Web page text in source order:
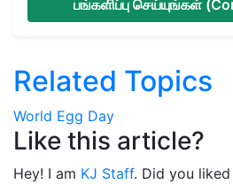
பங்களிப்பு செய்யுங்கள்
Related Topics
World Egg Day
Like this article?
Hey! I am KJ Staff. Did you